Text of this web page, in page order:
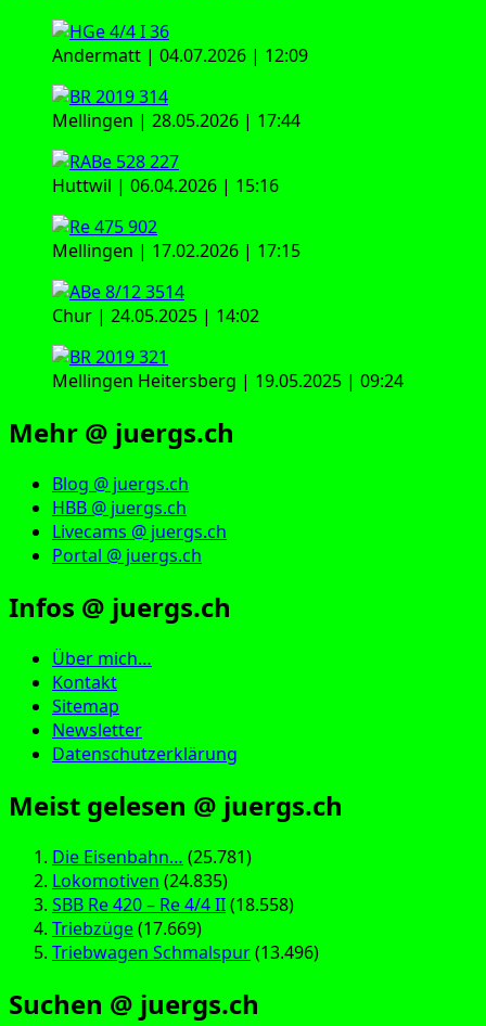
Andermatt | 04.07.2026 | 12:09
Mellingen | 28.05.2026 | 17:44
Huttwil | 06.04.2026 | 15:16
Mellingen | 17.02.2026 | 17:15
Chur | 24.05.2025 | 14:02
Mellingen Heitersberg | 19.05.2025 | 09:24
Mehr @ juergs.ch
Blog @ juergs.ch
HBB @ juergs.ch
Livecams @ juergs.ch
Portal @ juergs.ch
Infos @ juergs.ch
Über mich…
Kontakt
Sitemap
Newsletter
Datenschutzerklärung
Meist gelesen @ juergs.ch
Die Eisenbahn… (25.781)
Lokomotiven (24.835)
SBB Re 420 – Re 4/4 II(18.558)
Triebzüge(17.669)
Triebwagen Schmalspur(13.496)
Suchen @ juergs.ch